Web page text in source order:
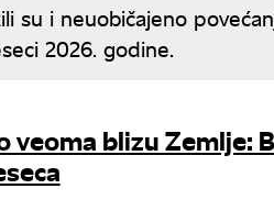
su i neuobičajeno
2026. godine.
veoma blizu Zemlje: